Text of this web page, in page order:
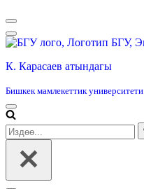
Навигация
менюсу
К. Карасаев атындагы
Бишкек мамлекеттик университети
Навигация
менюсу
Издөө...